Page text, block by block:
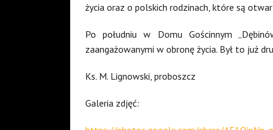
życia oraz o polskich rodzinach, które są
Po południu w Domu Gościnnym
zaangażowanymi w obronę życia. Był to już
Ks. M. Lignowski, proboszcz
Galeria zdjęć: